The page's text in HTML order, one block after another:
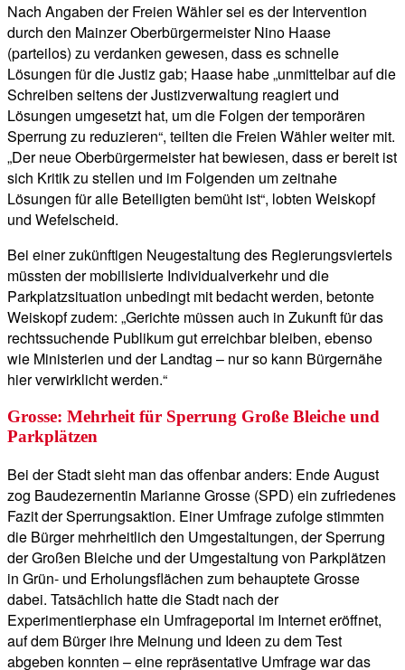
Nach Angaben der Freien Wähler sei es der Intervention
durch den Mainzer Oberbürgermeister Nino Haase
(parteilos) zu verdanken gewesen, dass es schnelle
Lösungen für die Justiz gab; Haase habe „unmittelbar auf die
Schreiben seitens der Justizverwaltung reagiert und
Lösungen umgesetzt hat, um die Folgen der temporären
Sperrung zu reduzieren“, teilten die Freien Wähler weiter mit.
„Der neue Oberbürgermeister hat bewiesen, dass er bereit ist
sich Kritik zu stellen und im Folgenden um zeitnahe
Lösungen für alle Beteiligten bemüht ist“, lobten Weiskopf
und Wefelscheid.
Bei einer zukünftigen Neugestaltung des Regierungsviertels
müssten der mobilisierte Individualverkehr und die
Parkplatzsituation unbedingt mit bedacht werden, betonte
Weiskopf zudem: „Gerichte müssen auch in Zukunft für das
rechtssuchende Publikum gut erreichbar bleiben, ebenso
wie Ministerien und der Landtag – nur so kann Bürgernähe
hier verwirklicht werden.“
Grosse: Mehrheit für Sperrung Große Bleiche und
Parkplätzen
Bei der Stadt sieht man das offenbar anders: Ende August
zog Baudezernentin Marianne Grosse (SPD) ein zufriedenes
Fazit der Sperrungsaktion. Einer Umfrage zufolge stimmten
die Bürger mehrheitlich den Umgestaltungen, der Sperrung
der Großen Bleiche und der Umgestaltung von Parkplätzen
in Grün- und Erholungsflächen zum behauptete Grosse
dabei. Tatsächlich hatte die Stadt nach der
Experimentierphase ein Umfrageportal im Internet eröffnet,
auf dem Bürger ihre Meinung und Ideen zu dem Test
abgeben konnten – eine repräsentative Umfrage war das